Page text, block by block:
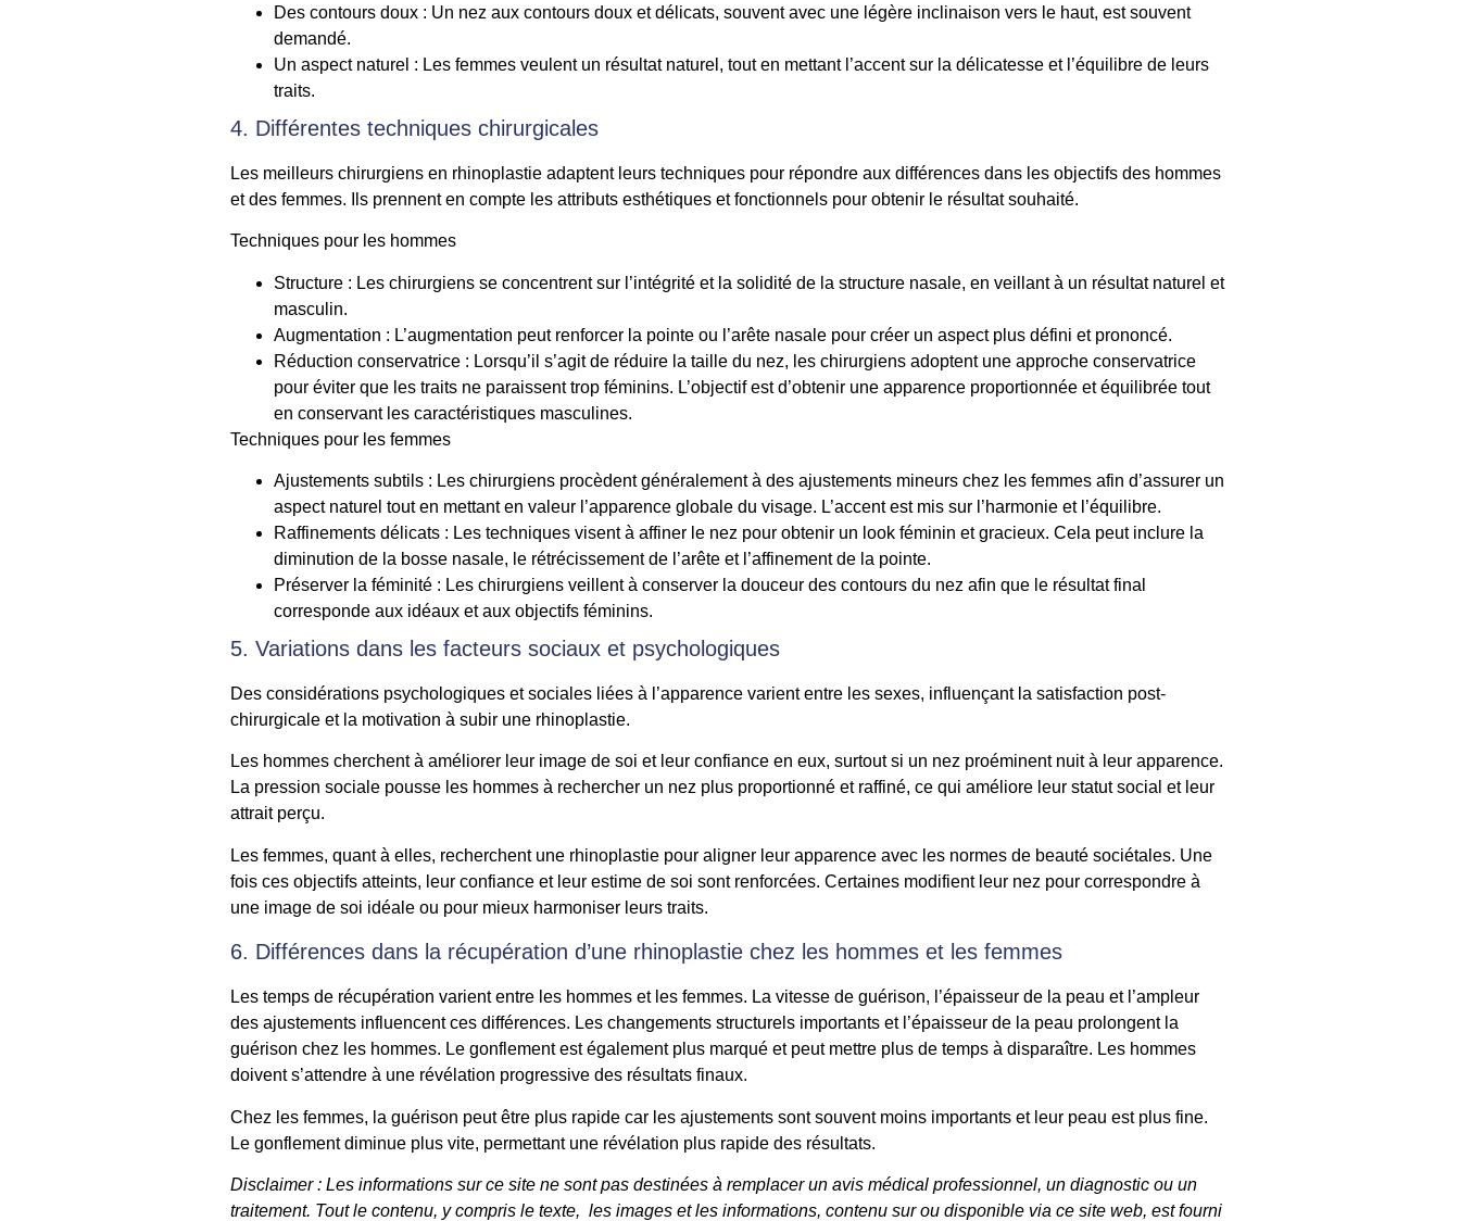
Des contours doux : Un nez aux contours doux et délicats, souvent avec une légère inclinaison vers le haut, est souvent
demandé.
Un aspect naturel : Les femmes veulent un résultat naturel, tout en mettant l’accent sur la délicatesse et l’équilibre de leurs
traits.
4. Différentes techniques chirurgicales
Les meilleurs chirurgiens en rhinoplastie adaptent leurs techniques pour répondre aux différences dans les objectifs des hommes
et des femmes. Ils prennent en compte les attributs esthétiques et fonctionnels pour obtenir le résultat souhaité.
Techniques pour les hommes
Structure : Les chirurgiens se concentrent sur l’intégrité et la solidité de la structure nasale, en veillant à un résultat naturel et
masculin.
Augmentation : L’augmentation peut renforcer la pointe ou l’arête nasale pour créer un aspect plus défini et prononcé.
Réduction conservatrice : Lorsqu’il s’agit de réduire la taille du nez, les chirurgiens adoptent une approche conservatrice
pour éviter que les traits ne paraissent trop féminins. L’objectif est d’obtenir une apparence proportionnée et équilibrée tout
en conservant les caractéristiques masculines.
Techniques pour les femmes
Ajustements subtils : Les chirurgiens procèdent généralement à des ajustements mineurs chez les femmes afin d’assurer un
aspect naturel tout en mettant en valeur l’apparence globale du visage. L’accent est mis sur l’harmonie et l’équilibre.
Raffinements délicats : Les techniques visent à affiner le nez pour obtenir un look féminin et gracieux. Cela peut inclure la
diminution de la bosse nasale, le rétrécissement de l’arête et l’affinement de la pointe.
Préserver la féminité : Les chirurgiens veillent à conserver la douceur des contours du nez afin que le résultat final
corresponde aux idéaux et aux objectifs féminins.
5. Variations dans les facteurs sociaux et psychologiques
Des considérations psychologiques et sociales liées à l’apparence varient entre les sexes, influençant la satisfaction post-
chirurgicale et la motivation à subir une rhinoplastie.
Les hommes cherchent à améliorer leur image de soi et leur confiance en eux, surtout si un nez proéminent nuit à leur apparence.
La pression sociale pousse les hommes à rechercher un nez plus proportionné et raffiné, ce qui améliore leur statut social et leur
attrait perçu.
Les femmes, quant à elles, recherchent une rhinoplastie pour aligner leur apparence avec les normes de beauté sociétales. Une
fois ces objectifs atteints, leur confiance et leur estime de soi sont renforcées. Certaines modifient leur nez pour correspondre à
une image de soi idéale ou pour mieux harmoniser leurs traits.
6. Différences dans la récupération d’une rhinoplastie chez les hommes et les femmes
Les temps de récupération varient entre les hommes et les femmes. La vitesse de guérison, l’épaisseur de la peau et l’ampleur
des ajustements influencent ces différences. Les changements structurels importants et l’épaisseur de la peau prolongent la
guérison chez les hommes. Le gonflement est également plus marqué et peut mettre plus de temps à disparaître. Les hommes
doivent s’attendre à une révélation progressive des résultats finaux.
Chez les femmes, la guérison peut être plus rapide car les ajustements sont souvent moins importants et leur peau est plus fine.
Le gonflement diminue plus vite, permettant une révélation plus rapide des résultats.
Disclaimer : Les informations sur ce site ne sont pas destinées à remplacer un avis médical professionnel, un diagnostic ou un
traitement. Tout le contenu, y compris le texte, les images et les informations, contenu sur ou disponible via ce site web, est fourni